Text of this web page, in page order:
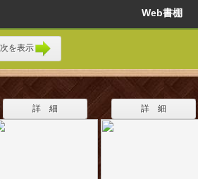
Web書棚
次を表示
詳 細 詳 細